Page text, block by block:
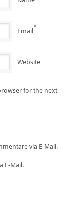
Email
*
Website
for the next
via E-Mail.
E-Mail.